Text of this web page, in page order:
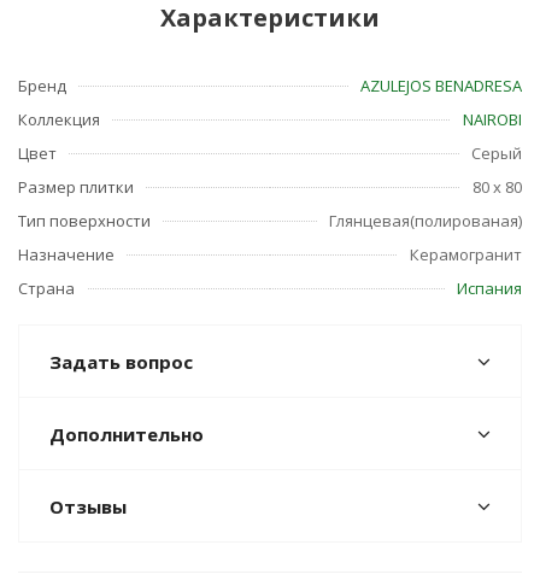
Характеристики
Бренд
AZULEJOS BENADRESA
Коллекция
NAIROBI
Цвет
Серый
Размер плитки
80 x 80
Тип поверхности
Глянцевая(полированая)
Назначение
Керамогранит
Страна
Испания
Задать вопрос
Дополнительно
Отзывы